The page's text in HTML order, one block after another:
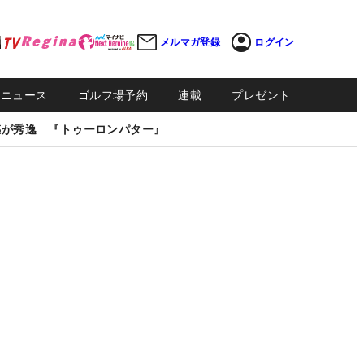
メルマガ登録 ログイン
ュース ゴルフ場予約 連載 プレゼント
秀逸 『トゥーロンパター』